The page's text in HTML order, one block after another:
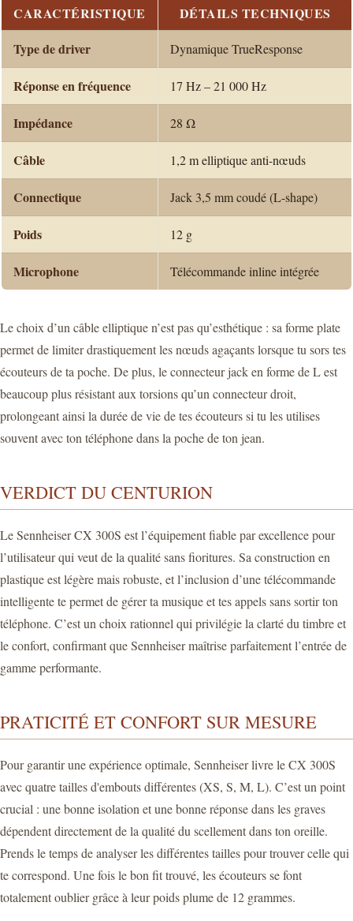
CARACTÉRISTIQUE
DÉTAILS TECHNIQUES
Type de driver
Dynamique TrueResponse
Réponse en fréquence 17 Hz – 21 000 Hz
Impédance 28 Ω
Câble 1,2 m elliptique anti-nœuds
Connectique Jack 3,5 mm coudé (L-shape)
Poids 12 g
Microphone Télécommande inline intégrée
Le choix d’un câble elliptique n’est pas qu’esthétique : sa forme plate
permet de limiter drastiquement les nœuds agaçants lorsque tu sors tes
écouteurs de ta poche. De plus, le connecteur jack en forme de L est
beaucoup plus résistant aux torsions qu’un connecteur droit,
prolongeant ainsi la durée de vie de tes écouteurs si tu les utilises
souvent avec ton téléphone dans la poche de ton jean.
VERDICT DU CENTURION
Le Sennheiser CX 300S est l’équipement fiable par excellence pour
l’utilisateur qui veut de la qualité sans fioritures. Sa construction en
plastique est légère mais robuste, et l’inclusion d’une télécommande
intelligente te permet de gérer ta musique et tes appels sans sortir ton
téléphone. C’est un choix rationnel qui privilégie la clarté du timbre et
le confort, confirmant que Sennheiser maîtrise parfaitement l’entrée de
gamme performante.
PRATICITÉ ET CONFORT SUR MESURE
Pour garantir une expérience optimale, Sennheiser livre le CX 300S
avec quatre tailles d'embouts différentes (XS, S, M, L). C’est un point
crucial : une bonne isolation et une bonne réponse dans les graves
dépendent directement de la qualité du scellement dans ton oreille.
Prends le temps de analyser les différentes tailles pour trouver celle qui
te correspond. Une fois le bon fit trouvé, les écouteurs se font
totalement oublier grâce à leur poids plume de 12 grammes.